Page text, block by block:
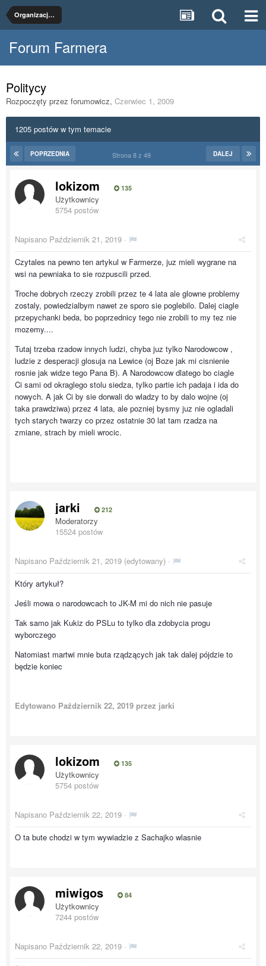
Organizacje rolnicze
Forum Farmera
Politycy
Rozpoczęty przez forumowicz, Czerwiec 1, 2009
1205 postów w tym temacie
POPRZEDNIA DALEJ
Strona 8 z 49
lokizom 135
Użytkownicy
5754 postów
Napisano Październik 21, 2019 ·
Czytales na pewno ten artykul w Farmerze, juz mieli wygrane na
wsi na pewniaka to sie rozpuscili przed.
Troche dobrych rzeczy zrobili przez te 4 lata ale glowne problemy
zostaly, powiedzialbym nawet ze sporo sie poglebilo. Dalej ciagle
przepychanki beda, bo poprzednicy tego nie zrobili to my tez nie
mozemy....
Tutaj trzeba rzadow innych ludzi, chyba juz tylko Narodowcow ,
ludzie z desperacji glosuja na Lewice (oj Boze jak mi cisnienie
rosnie jak widze tego Pana B). A Narodowcow dlatego bo ciagle
Ci sami od okraglego stolu siedza, tylko partie ich padaja i ida do
nowych. A jak Ci by sie dorwali do wladzy to by dalo wojne (oj
taka prawdziwa) przez 4 lata, ale pozniej bysmy juz nie ogladali
tych starych twarzy co przez ostatnie 30 lat tam rzadza na
zmiane, strach by mieli wrocic.
jarki 212
Moderatorzy
15524 postów
Napisano Październik 21, 2019 (edytowany) ·
Który artykuł?
Jeśli mowa o narodowcach to JK-M mi do nich nie pasuje
Tak samo jak Kukiz do PSLu to tylko dla zdobycia progu
wyborczego
Natomiast martwi mnie buta rządzących jak tak dalej pójdzie to
będzie koniec
Edytowano Październik 22, 2019 przez jarki
lokizom 135
Użytkownicy
5754 postów
Napisano Październik 22, 2019 ·
O ta bute chodzi w tym wywiadzie z Sachajko wlasnie
miwigos 84
Użytkownicy
7244 postów
Napisano Październik 22, 2019 ·